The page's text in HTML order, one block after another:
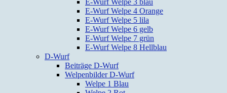
E-Wurf Welpe 3 blau
E-Wurf Welpe 4 Orange
E-Wurf Welpe 5 lila
E-Wurf Welpe 6 gelb
E-Wurf Welpe 7 grün
E-Wurf Welpe 8 Hellblau
D-Wurf
Beiträge D-Wurf
Welpenbilder D-Wurf
Welpe 1 Blau